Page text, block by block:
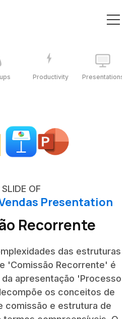
Productivity Presentations
SLIDE OF
Presentation
Recorrente
das estruturas
'Comissão Recorrente' é
apresentação 'Processo
os conceitos de
comissão e estrutura de